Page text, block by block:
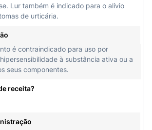
Lur também é indicado para o alívio
de urticária.
é contraindicado para uso por
à substância ativa ou a
seus componentes.
receita?